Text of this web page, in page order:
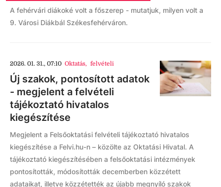
A fehérvári diákoké volt a főszerep - mutatjuk, milyen volt a
9. Városi Diákbál Székesfehérváron.
2026. 01. 31., 07:10 Oktatás, felvételi
Új szakok, pontosított adatok
- megjelent a felvételi
tájékoztató hivatalos
kiegészítése
Megjelent a Felsőoktatási felvételi tájékoztató hivatalos
kiegészítése a Felvi.hu-n – közölte az Oktatási Hivatal. A
tájékoztató kiegészítésében a felsőoktatási intézmények
pontosították, módosították decemberben közzétett
adataikat, illetve közzétették az újabb megnyíló szakok